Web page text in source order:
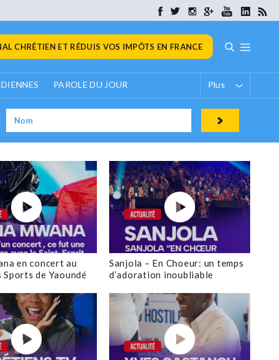
CHRÉTIEN ET RÉDUIS VOS IMPÔTS EN FRANCE
PAROLE DU JOUR Plus
en concert au
Sports de Yaoundé
Sanjola – En Choeur: un temps
d’adoration inoubliable